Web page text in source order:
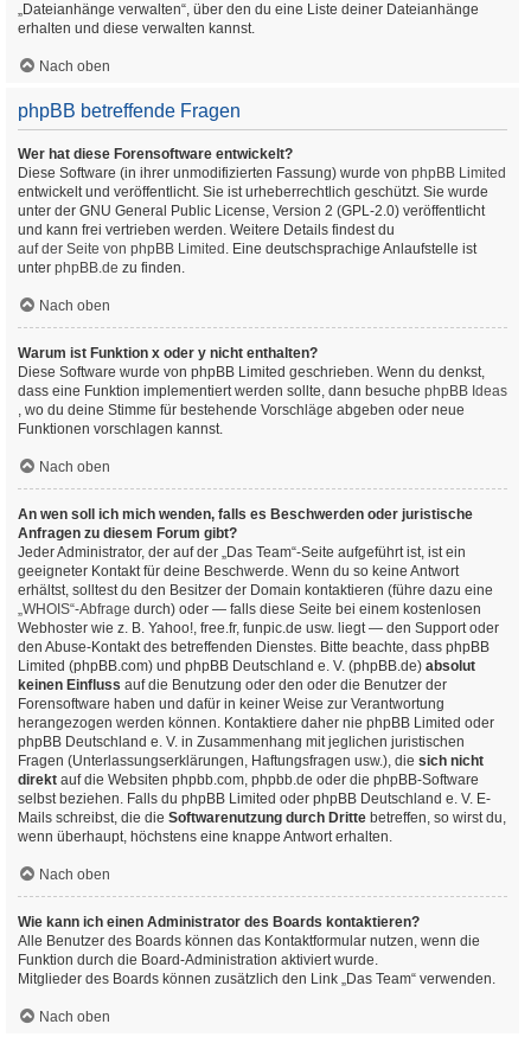
„Dateianhänge verwalten“, über den du eine Liste deiner Dateianhänge
erhalten und diese verwalten kannst.
Nach oben
phpBB betreffende Fragen
Wer hat diese Forensoftware entwickelt?
Diese Software (in ihrer unmodifizierten Fassung) wurde von phpBB Limited
entwickelt und veröffentlicht. Sie ist urheberrechtlich geschützt. Sie wurde
unter der GNU General Public License, Version 2 (GPL-2.0) veröffentlicht
und kann frei vertrieben werden. Weitere Details findest du
auf der Seite von phpBB Limited . Eine deutschsprachige Anlaufstelle ist
unter phpBB.de zu finden.
Nach oben
Warum ist Funktion x oder y nicht enthalten?
Diese Software wurde von phpBB Limited geschrieben. Wenn du denkst,
dass eine Funktion implementiert werden sollte, dann besuche phpBB Ideas
, wo du deine Stimme für bestehende Vorschläge abgeben oder neue
Funktionen vorschlagen kannst.
Nach oben
An wen soll ich mich wenden, falls es Beschwerden oder juristische
Anfragen zu diesem Forum gibt?
Jeder Administrator, der auf der „Das Team“-Seite aufgeführt ist, ist ein
geeigneter Kontakt für deine Beschwerde. Wenn du so keine Antwort
erhältst, solltest du den Besitzer der Domain kontaktieren (führe dazu eine
„WHOIS“-Abfrage durch) oder — falls diese Seite bei einem kostenlosen
Webhoster wie z. B. Yahoo!, free.fr, funpic.de usw. liegt — den Support oder
den Abuse-Kontakt des betreffenden Dienstes. Bitte beachte, dass phpBB
Limited (phpBB.com) und phpBB Deutschland e. V. (phpBB.de) absolut
keinen Einfluss auf die Benutzung oder den oder die Benutzer der
Forensoftware haben und dafür in keiner Weise zur Verantwortung
herangezogen werden können. Kontaktiere daher nie phpBB Limited oder
phpBB Deutschland e. V. in Zusammenhang mit jeglichen juristischen
Fragen (Unterlassungserklärungen, Haftungsfragen usw.), die sich nicht
direkt auf die Websiten phpbb.com, phpbb.de oder die phpBB-Software
selbst beziehen. Falls du phpBB Limited oder phpBB Deutschland e. V. E-
Mails schreibst, die die Softwarenutzung durch Dritte betreffen, so wirst du,
wenn überhaupt, höchstens eine knappe Antwort erhalten.
Nach oben
Wie kann ich einen Administrator des Boards kontaktieren?
Alle Benutzer des Boards können das Kontaktformular nutzen, wenn die
Funktion durch die Board-Administration aktiviert wurde.
Mitglieder des Boards können zusätzlich den Link „Das Team“ verwenden.
Nach oben